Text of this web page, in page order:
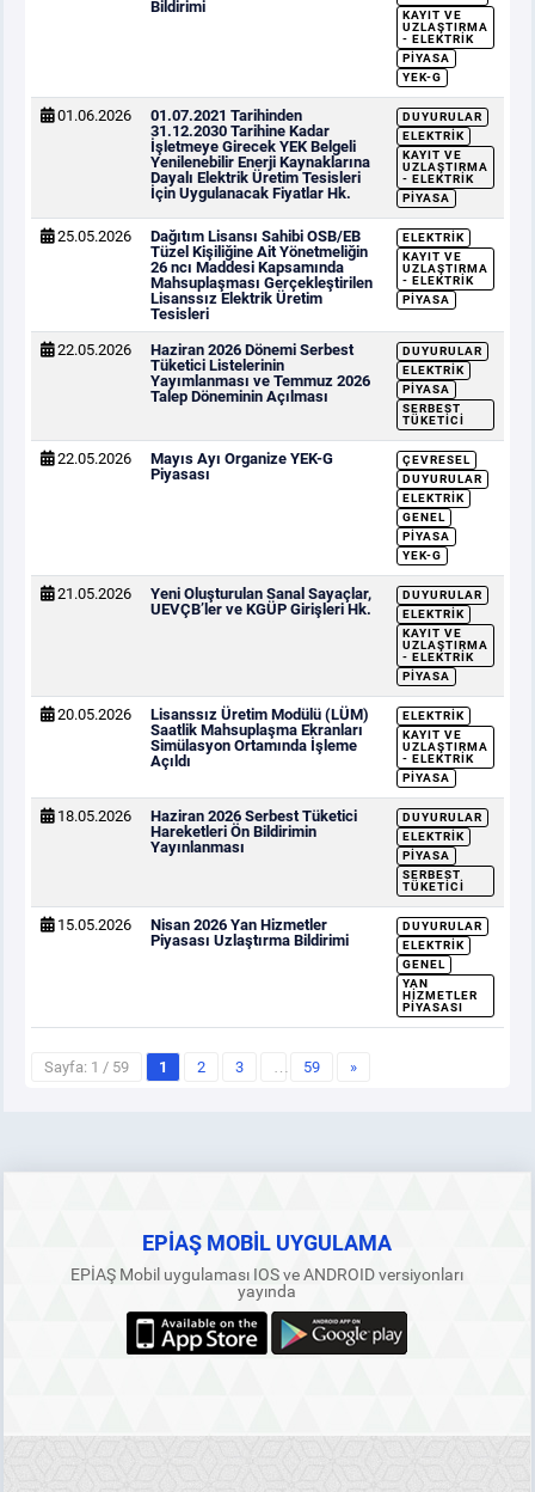
Bildirimi
KAYIT VE
UZLAŞTIRMA
- ELEKTRIK
PIYASA
YEK-G
01.06.2026
01.07.2021 Tarihinden
31.12.2030 Tarihine Kadar
İşletmeye Girecek YEK Belgeli
Yenilenebilir Enerji Kaynaklarına
Dayalı Elektrik Üretim Tesisleri
İçin Uygulanacak Fiyatlar Hk.
DUYURULAR
ELEKTRIK
KAYIT VE
UZLAŞTIRMA
- ELEKTRIK
PIYASA
25.05.2026
Dağıtım Lisansı Sahibi OSB/EB
Tüzel Kişiliğine Ait Yönetmeliğin
26 ncı Maddesi Kapsamında
Mahsuplaşması Gerçekleştirilen
Lisanssız Elektrik Üretim
Tesisleri
ELEKTRIK
KAYIT VE
UZLAŞTIRMA
- ELEKTRIK
PIYASA
22.05.2026
Haziran 2026 Dönemi Serbest
Tüketici Listelerinin
Yayımlanması ve Temmuz 2026
Talep Döneminin Açılması
DUYURULAR
ELEKTRIK
PIYASA
SERBEST
TÜKETICI
22.05.2026
Mayıs Ayı Organize YEK-G
Piyasası
ÇEVRESEL
DUYURULAR
ELEKTRIK
GENEL
PIYASA
YEK-G
21.05.2026
Yeni Oluşturulan Sanal Sayaçlar,
UEVÇB’ler ve KGÜP Girişleri Hk.
DUYURULAR
ELEKTRIK
KAYIT VE
UZLAŞTIRMA
- ELEKTRIK
PIYASA
20.05.2026
Lisanssız Üretim Modülü (LÜM)
Saatlik Mahsuplaşma Ekranları
Simülasyon Ortamında İşleme
Açıldı
ELEKTRIK
KAYIT VE
UZLAŞTIRMA
- ELEKTRIK
PIYASA
18.05.2026
Haziran 2026 Serbest Tüketici
Hareketleri Ön Bildirimin
Yayınlanması
DUYURULAR
ELEKTRIK
PIYASA
SERBEST
TÜKETICI
15.05.2026
Nisan 2026 Yan Hizmetler
Piyasası Uzlaştırma Bildirimi
DUYURULAR
ELEKTRIK
GENEL
YAN
HIZMETLER
PIYASASI
Sayfa: 1 / 59 1 2 3 … 59 »
EPİAŞ MOBİL UYGULAMA
EPİAŞ Mobil uygulaması IOS ve ANDROID versiyonları
yayında